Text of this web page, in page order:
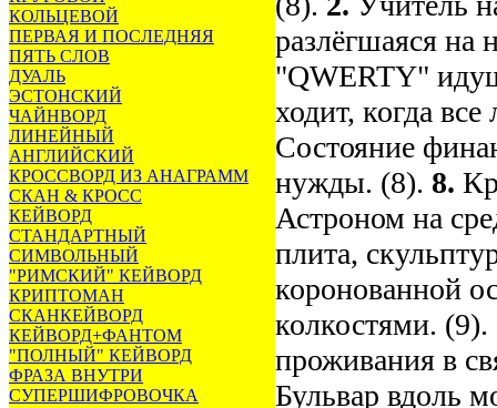
КОЛЬЦЕВОЙ
ПЕРВАЯ И ПОСЛЕДНЯЯ
ПЯТЬ СЛОВ
ДУАЛЬ
ЭСТОНСКИЙ
ЧАЙНВОРД
ЛИНЕЙНЫЙ
АНГЛИЙСКИЙ
КРОССВОРД ИЗ АНАГРАММ
СКАН & КРОСС
КЕЙВОРД
СТАНДАРТНЫЙ
СИМВОЛЬНЫЙ
"РИМСКИЙ" КЕЙВОРД
КРИПТОМАН
СКАНКЕЙВОРД
КЕЙВОРД+ФАНТОМ
"ПОЛНЫЙ" КЕЙВОРД
ФРАЗА ВНУТРИ
СУПЕРШИФРОВОЧКА
разлёгшаяся на
"QWERTY"
ходит, когда
Состояние
нужды. (8). 8.
Астроном на
плита,
коронованной
колкостями. (9).
проживания в
Бульвар вдоль